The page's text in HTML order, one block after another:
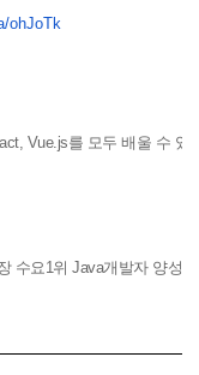
ohJoTk
Vue.js를 모두 배울 수
수요1위 Java개발자 양성,